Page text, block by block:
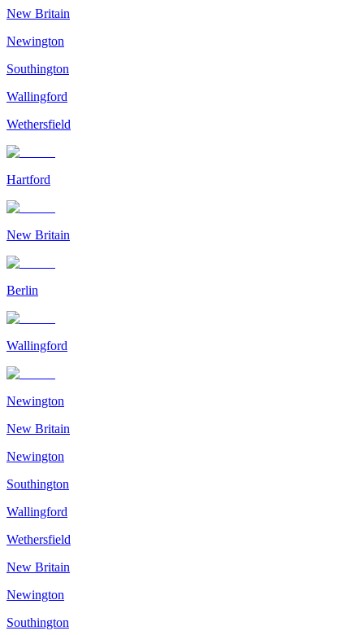
New Britain
Newington
Southington
Wallingford
Wethersfield
Hartford
New Britain
Berlin
Wallingford
Newington
New Britain
Newington
Southington
Wallingford
Wethersfield
New Britain
Newington
Southington